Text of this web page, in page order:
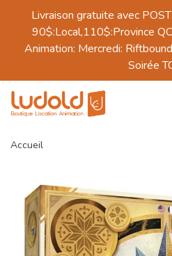
Livraison gratuite avec
90$:Local,110$:Province
Animation: Mercredi:
Soirée
Accueil